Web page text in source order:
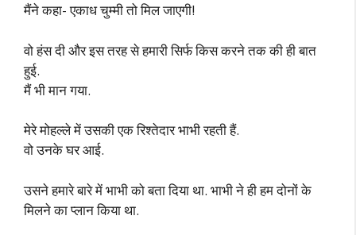
मैंने कहा- एकाध चुम्मी तो मिल जाएगी!
वो हंस दी और इस तरह से हमारी सिर्फ किस करने तक की ही बात
हुई.
मैं भी मान गया.
मेरे मोहल्ले में उसकी एक रिश्तेदार भाभी रहती हैं.
वो उनके घर आई.
उसने हमारे बारे में भाभी को बता दिया था. भाभी ने ही हम दोनों के
मिलने का प्लान किया था.